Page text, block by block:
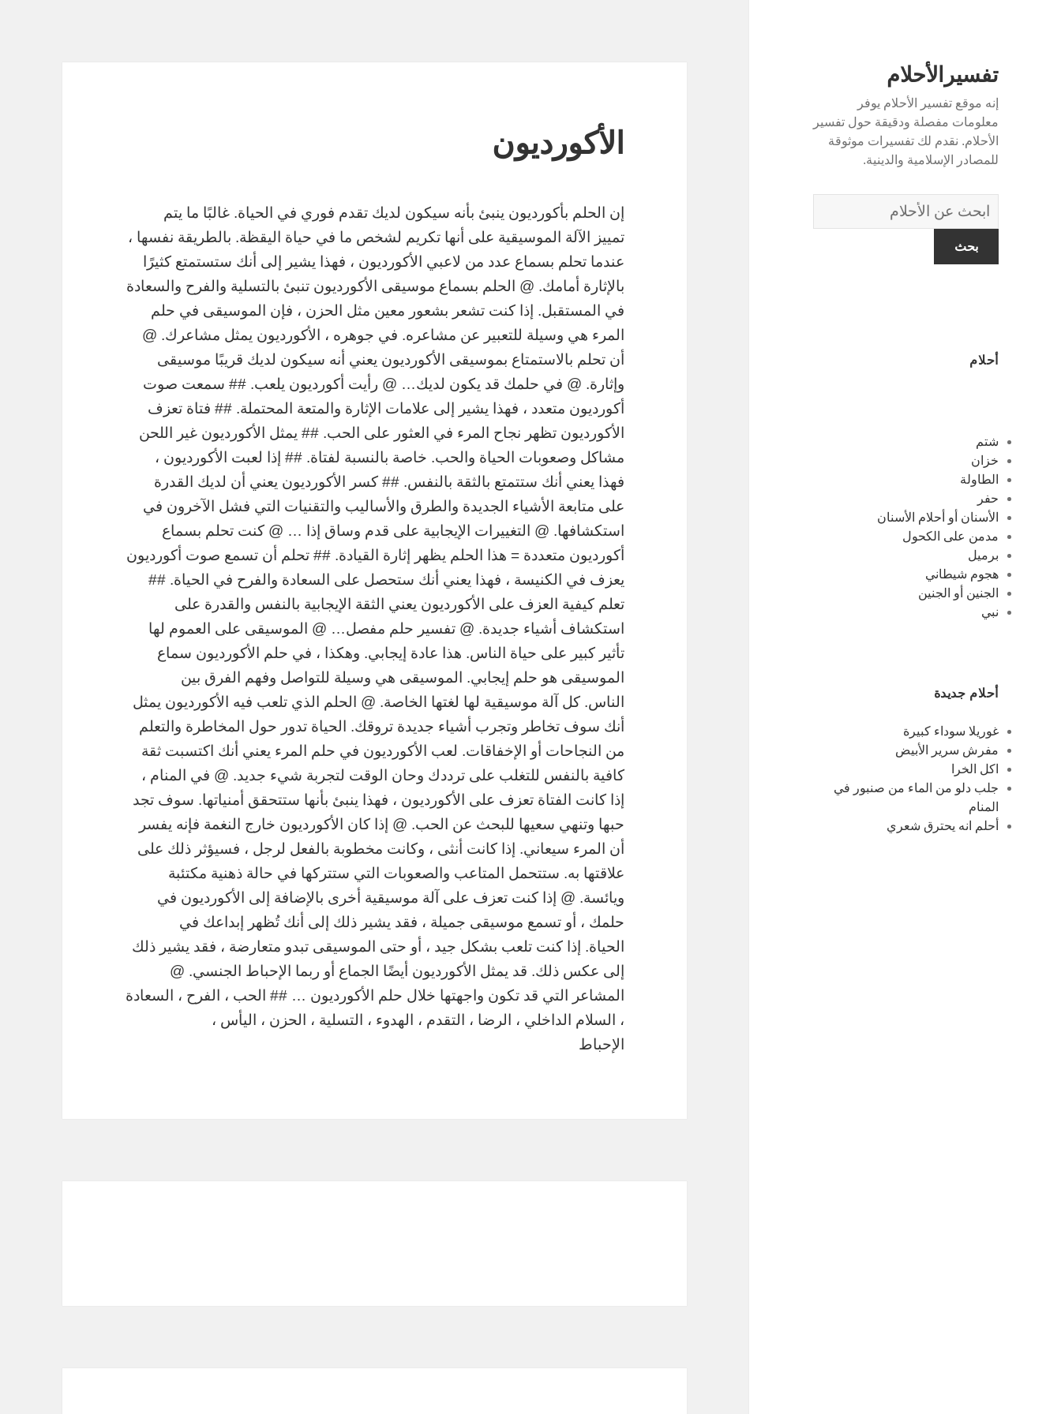
تفسيرالأحلام
إنه موقع تفسير الأحلام يوفر
معلومات مفصلة ودقيقة حول تفسير
الأحلام. نقدم لك تفسيرات موثوقة
للمصادر الإسلامية والدينية.
قاموس
الاحلام:
أحلام
شتم
خزان
الطاولة
حفر
الأسنان أو أحلام الأسنان
مدمن على الكحول
برميل
هجوم شيطاني
الجنين أو الجنين
نبي
أحلام جديدة
غوريلا سوداء كبيرة
مفرش سرير الأبيض
اكل الخرا
جلب دلو من الماء من صنبور في
المنام
أحلم انه يحترق شعري
الأكورديون
إن الحلم بأكورديون ينبئ بأنه سيكون لديك تقدم فوري في الحياة. غالبًا ما يتم
تمييز الآلة الموسيقية على أنها تكريم لشخص ما في حياة اليقظة. بالطريقة نفسها ،
عندما تحلم بسماع عدد من لاعبي الأكورديون ، فهذا يشير إلى أنك ستستمتع كثيرًا
بالإثارة أمامك. @ الحلم بسماع موسيقى الأكورديون تنبئ بالتسلية والفرح والسعادة
في المستقبل. إذا كنت تشعر بشعور معين مثل الحزن ، فإن الموسيقى في حلم
المرء هي وسيلة للتعبير عن مشاعره. في جوهره ، الأكورديون يمثل مشاعرك. @
أن تحلم بالاستمتاع بموسيقى الأكورديون يعني أنه سيكون لديك قريبًا موسيقى
وإثارة. @ في حلمك قد يكون لديك… @ رأيت أكورديون يلعب. ## سمعت صوت
أكورديون متعدد ، فهذا يشير إلى علامات الإثارة والمتعة المحتملة. ## فتاة تعزف
الأكورديون تظهر نجاح المرء في العثور على الحب. ## يمثل الأكورديون غير اللحن
مشاكل وصعوبات الحياة والحب. خاصة بالنسبة لفتاة. ## إذا لعبت الأكورديون ،
فهذا يعني أنك ستتمتع بالثقة بالنفس. ## كسر الأكورديون يعني أن لديك القدرة
على متابعة الأشياء الجديدة والطرق والأساليب والتقنيات التي فشل الآخرون في
استكشافها. @ التغييرات الإيجابية على قدم وساق إذا … @ كنت تحلم بسماع
أكورديون متعددة = هذا الحلم يظهر إثارة القيادة. ## تحلم أن تسمع صوت أكورديون
يعزف في الكنيسة ، فهذا يعني أنك ستحصل على السعادة والفرح في الحياة. ##
تعلم كيفية العزف على الأكورديون يعني الثقة الإيجابية بالنفس والقدرة على
استكشاف أشياء جديدة. @ تفسير حلم مفصل… @ الموسيقى على العموم لها
تأثير كبير على حياة الناس. هذا عادة إيجابي. وهكذا ، في حلم الأكورديون سماع
الموسيقى هو حلم إيجابي. الموسيقى هي وسيلة للتواصل وفهم الفرق بين
الناس. كل آلة موسيقية لها لغتها الخاصة. @ الحلم الذي تلعب فيه الأكورديون يمثل
أنك سوف تخاطر وتجرب أشياء جديدة تروقك. الحياة تدور حول المخاطرة والتعلم
من النجاحات أو الإخفاقات. لعب الأكورديون في حلم المرء يعني أنك اكتسبت ثقة
كافية بالنفس للتغلب على ترددك وحان الوقت لتجربة شيء جديد. @ في المنام ،
إذا كانت الفتاة تعزف على الأكورديون ، فهذا ينبئ بأنها ستتحقق أمنياتها. سوف تجد
حبها وتنهي سعيها للبحث عن الحب. @ إذا كان الأكورديون خارج النغمة فإنه يفسر
أن المرء سيعاني. إذا كانت أنثى ، وكانت مخطوبة بالفعل لرجل ، فسيؤثر ذلك على
علاقتها به. ستتحمل المتاعب والصعوبات التي ستتركها في حالة ذهنية مكتئبة
ويائسة. @ إذا كنت تعزف على آلة موسيقية أخرى بالإضافة إلى الأكورديون في
حلمك ، أو تسمع موسيقى جميلة ، فقد يشير ذلك إلى أنك تُظهر إبداعك في
الحياة. إذا كنت تلعب بشكل جيد ، أو حتى الموسيقى تبدو متعارضة ، فقد يشير ذلك
إلى عكس ذلك. قد يمثل الأكورديون أيضًا الجماع أو ربما الإحباط الجنسي. @
المشاعر التي قد تكون واجهتها خلال حلم الأكورديون … ## الحب ، الفرح ، السعادة
، السلام الداخلي ، الرضا ، التقدم ، الهدوء ، التسلية ، الحزن ، اليأس ،
الإحباط